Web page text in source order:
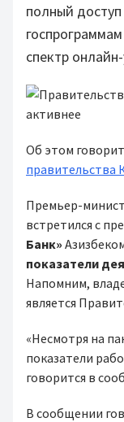
полный
спектр
Об этом
правительства
Премьер-
встретился с
Банк»
показатели
Напомним,
является
«Несмотря на
показатели
говорится в
В сообщении